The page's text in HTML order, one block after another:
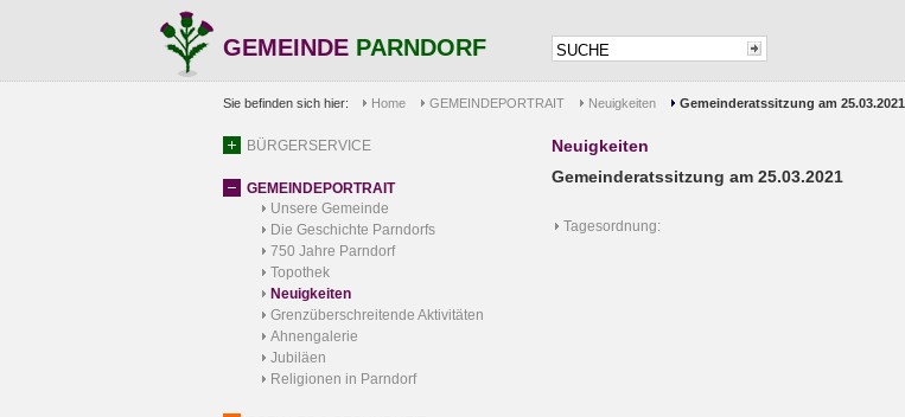
GEMEINDE PARNDORF
Sie befinden sich hier: Home GEMEINDEPORTRAIT Neuigkeiten Gemeinderatssitzung am 25.03.2021
BÜRGERSERVICE
GEMEINDEPORTRAIT
Unsere Gemeinde
Die Geschichte Parndorfs
750 Jahre Parndorf
Topothek
Neuigkeiten
Grenzüberschreitende Aktivitäten
Ahnengalerie
Jubiläen
Religionen in Parndorf
Neuigkeiten
Gemeinderatssitzung am 25.03.2021
Tagesordnung: